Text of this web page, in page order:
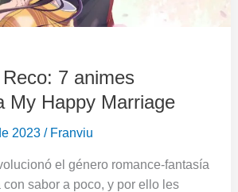
7 animes
My Happy Marriage
2023 / Franviu
el género romance-fantasía
sabor a poco, y por ello les